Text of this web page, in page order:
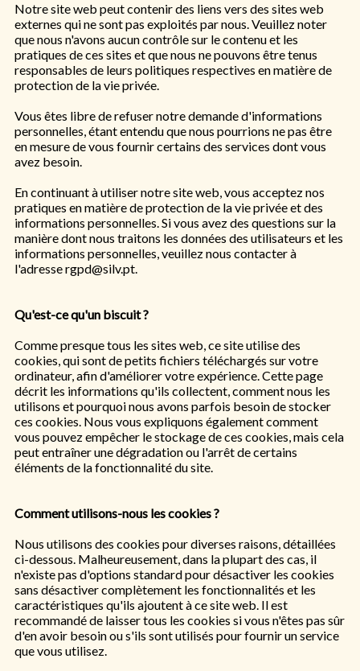
Notre site web peut contenir des liens vers des sites web
externes qui ne sont pas exploités par nous. Veuillez noter
que nous n'avons aucun contrôle sur le contenu et les
pratiques de ces sites et que nous ne pouvons être tenus
responsables de leurs politiques respectives en matière de
protection de la vie privée.
Vous êtes libre de refuser notre demande d'informations
personnelles, étant entendu que nous pourrions ne pas être
en mesure de vous fournir certains des services dont vous
avez besoin.
En continuant à utiliser notre site web, vous acceptez nos
pratiques en matière de protection de la vie privée et des
informations personnelles. Si vous avez des questions sur la
manière dont nous traitons les données des utilisateurs et les
informations personnelles, veuillez nous contacter à
l'adresse rgpd@silv.pt.
Qu'est-ce qu'un biscuit ?
Comme presque tous les sites web, ce site utilise des
cookies, qui sont de petits fichiers téléchargés sur votre
ordinateur, afin d'améliorer votre expérience. Cette page
décrit les informations qu'ils collectent, comment nous les
utilisons et pourquoi nous avons parfois besoin de stocker
ces cookies. Nous vous expliquons également comment
vous pouvez empêcher le stockage de ces cookies, mais cela
peut entraîner une dégradation ou l'arrêt de certains
éléments de la fonctionnalité du site.
Comment utilisons-nous les cookies ?
Nous utilisons des cookies pour diverses raisons, détaillées
ci-dessous. Malheureusement, dans la plupart des cas, il
n'existe pas d'options standard pour désactiver les cookies
sans désactiver complètement les fonctionnalités et les
caractéristiques qu'ils ajoutent à ce site web. Il est
recommandé de laisser tous les cookies si vous n'êtes pas sûr
d'en avoir besoin ou s'ils sont utilisés pour fournir un service
que vous utilisez.